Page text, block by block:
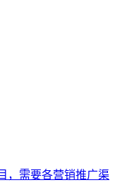
，需要各营销推广渠